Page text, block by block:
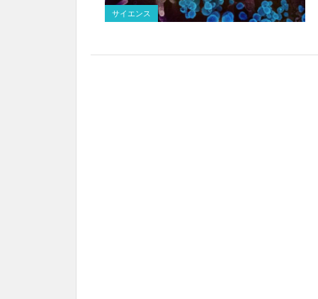
サイエンス